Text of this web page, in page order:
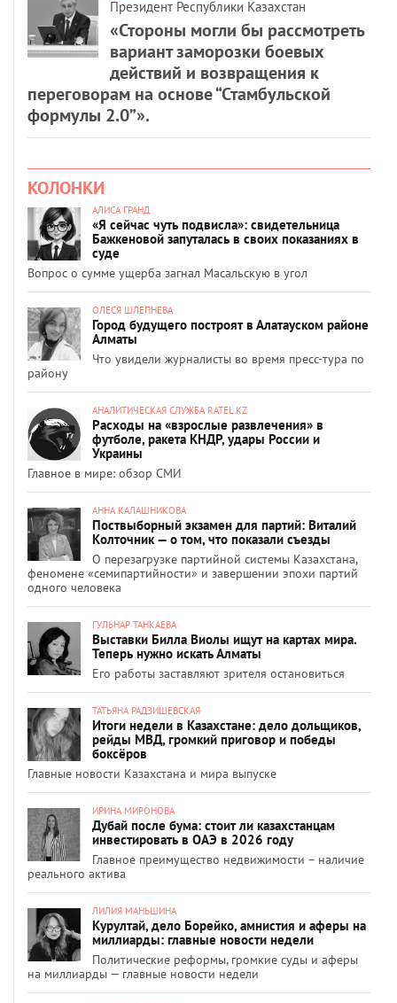
Президент Республики Казахстан
«Стороны могли бы рассмотреть
вариант заморозки боевых
действий и возвращения к
переговорам на основе “Стамбульской
формулы 2.0”».
КОЛОНКИ
АЛИСА ГРАНД
«Я сейчас чуть подвисла»: свидетельница
Бажкеновой запуталась в своих показаниях в
суде
Вопрос о сумме ущерба загнал Масальскую в угол
ОЛЕСЯ ШЛЕПНЕВА
Город будущего построят в Алатауском районе
Алматы
Что увидели журналисты во время пресс-тура по
району
АНАЛИТИЧЕСКАЯ СЛУЖБА RATEL.KZ
Расходы на «взрослые развлечения» в
футболе, ракета КНДР, удары России и
Украины
Главное в мире: обзор СМИ
АННА КАЛАШНИКОВА
Поствыборный экзамен для партий: Виталий
Колточник — о том, что показали съезды
О перезагрузке партийной системы Казахстана,
феномене «семипартийности» и завершении эпохи партий
одного человека
ГУЛЬНАР ТАНКАЕВА
Выставки Билла Виолы ищут на картах мира.
Теперь нужно искать Алматы
Его работы заставляют зрителя остановиться
ТАТЬЯНА РАДЗИШЕВСКАЯ
Итоги недели в Казахстане: дело дольщиков,
рейды МВД, громкий приговор и победы
боксёров
Главные новости Казахстана и мира выпуске
ИРИНА МИРОНОВА
Дубай после бума: стоит ли казахстанцам
инвестировать в ОАЭ в 2026 году
Главное преимущество недвижимости – наличие
реального актива
ЛИЛИЯ МАНЬШИНА
Курултай, дело Борейко, амнистия и аферы на
миллиарды: главные новости недели
Политические реформы, громкие суды и аферы
на миллиарды — главные новости недели